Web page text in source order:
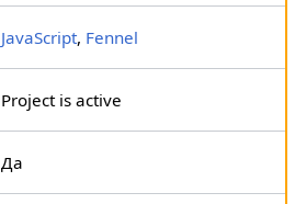
JavaScript, Fennel
Project is active
Да